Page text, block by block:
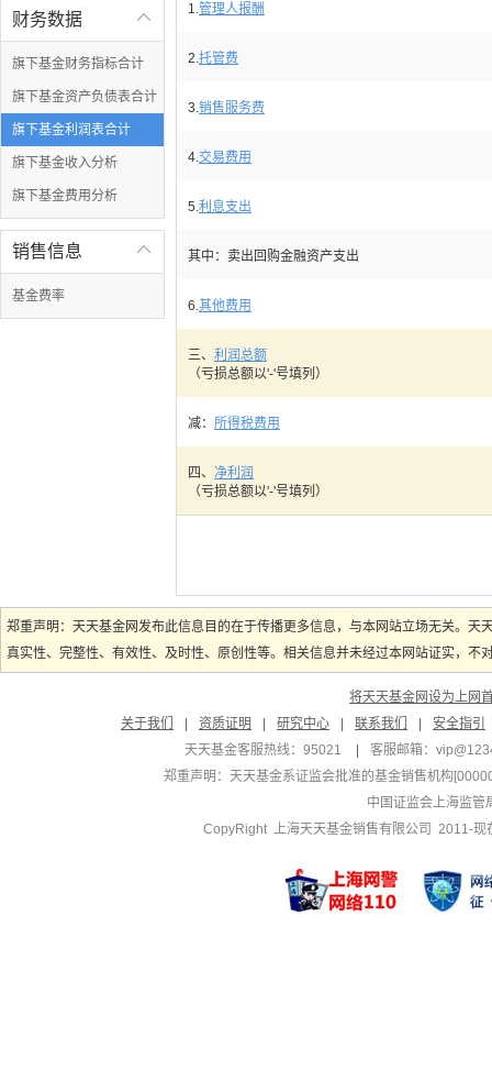

财务数据
旗下基金财务指标合计
旗下基金资产负债表合计
旗下基金利润表合计
旗下基金收入分析
旗下基金费用分析

销售信息
基金费率
1.管理人报酬
2.托管费
3.销售服务费
4.交易费用
5.利息支出
其中：卖出回购金融资产支出
6.其他费用
三、 利润总额
（亏损总额以'-'号填列）
减： 所得税费用
四、 净利润
（亏损总额以'-'号填列）
郑重声明：天天基金网发布此信息目的在于传播更多信息，与本网站立场无关。
真实性、完整性、有效性、及时性、原创性等。相关信息并未经过本网站证实，
将天天基金网设为上网
关于我们
资质证明 研究中心 联系我们
安全指引
天天基金客服热线：95021
客服邮箱：
郑重声明： 天天基金系证监会批准的基金销售机构
中国证监会上海监管
CopyRight 上海天天基金销售有限公司 2011-